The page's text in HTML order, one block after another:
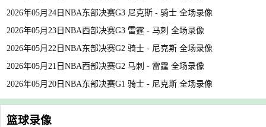
2026年05月24日NBA东部决赛G3 尼克斯 - 骑士 全场录像
2026年05月23日NBA西部决赛G3 雷霆 - 马刺 全场录像
2026年05月22日NBA东部决赛G2 骑士 - 尼克斯 全场录像
2026年05月21日NBA西部决赛G2 马刺 - 雷霆 全场录像
2026年05月20日NBA东部决赛G1 骑士 - 尼克斯 全场录像
篮球录像